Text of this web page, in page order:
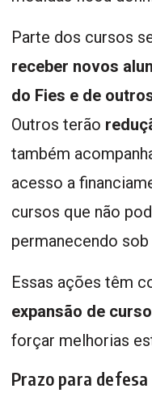
Parte dos cursos
receber novos
do Fies e de
Outros terão
também
acesso a
cursos que não
permanecendo
Essas ações têm
expansão de
forçar melhorias
Prazo para